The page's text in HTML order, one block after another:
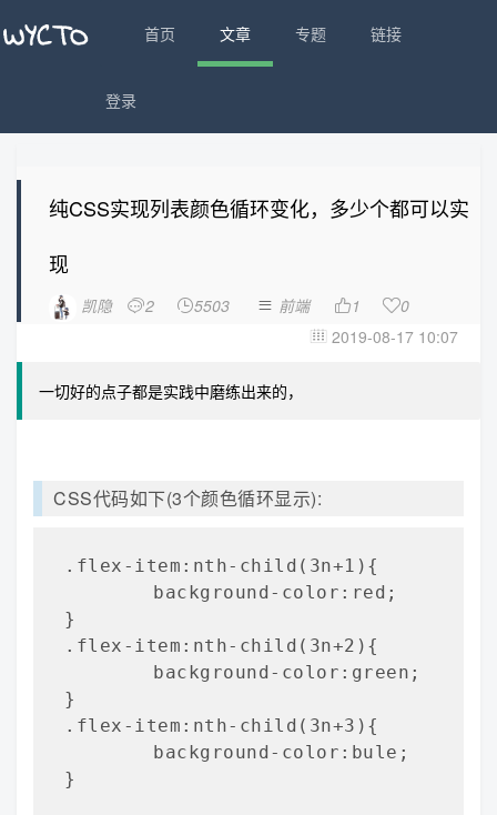
首页 文章 专题 链接
登录
纯CSS实现列表颜色循环变化，多少个都可以实
现
凯隐 2 5503  前端 1 0
 2019-08-17 10:07
一切好的点子都是实践中磨练出来的，
CSS代码如下(3个颜色循环显示):
.flex-item:nth-child(3n+1){
}
.flex-item:nth-child(3n+2){
}
.flex-item:nth-child(3n+3){
}